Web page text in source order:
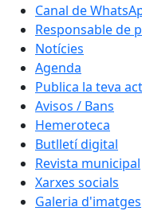
Canal de
Responsable de
Notícies
Agenda
Publica la teva
Avisos / Bans
Hemeroteca
Butlletí digital
Revista municipal
Xarxes socials
Galeria d'imatges